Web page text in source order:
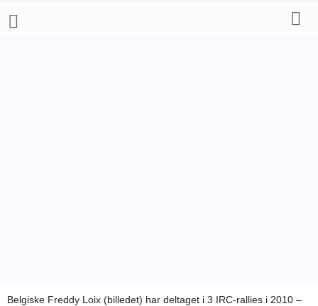
Belgiske Freddy Loix (billedet) har deltaget i 3 IRC-rallies i 2010 –